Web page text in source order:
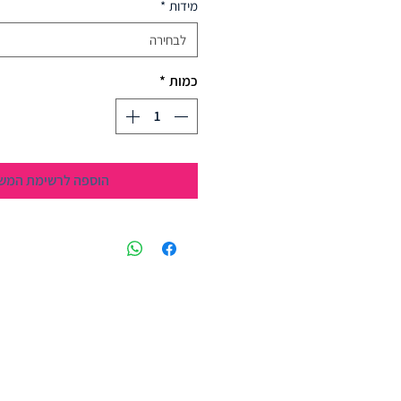
מידות *
לבחירה
כמות *
הוספה לרשימת